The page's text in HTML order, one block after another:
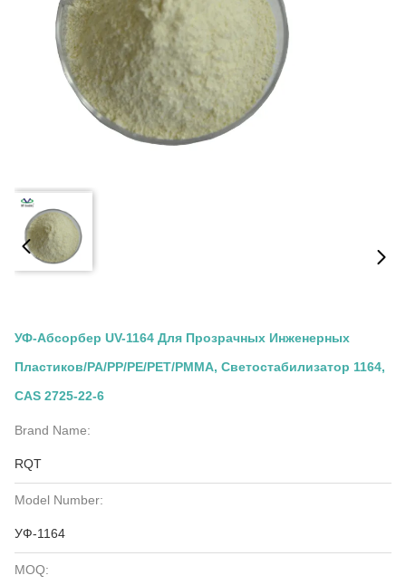
УФ-Абсорбер UV-1164 Для Прозрачных Инженерных
Пластиков/PA/PP/PE/PET/PMMA, Светостабилизатор 1164,
CAS 2725-22-6
Brand Name:
RQT
Model Number:
УФ-1164
MOQ: